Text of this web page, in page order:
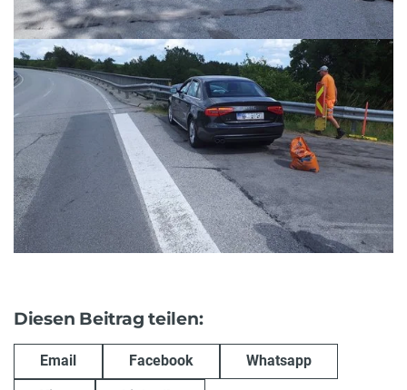
Diesen Beitrag teilen:
Email Facebook Whatsapp